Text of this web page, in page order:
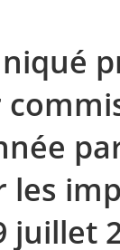
les
juillet